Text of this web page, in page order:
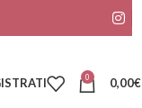
0 0,00€